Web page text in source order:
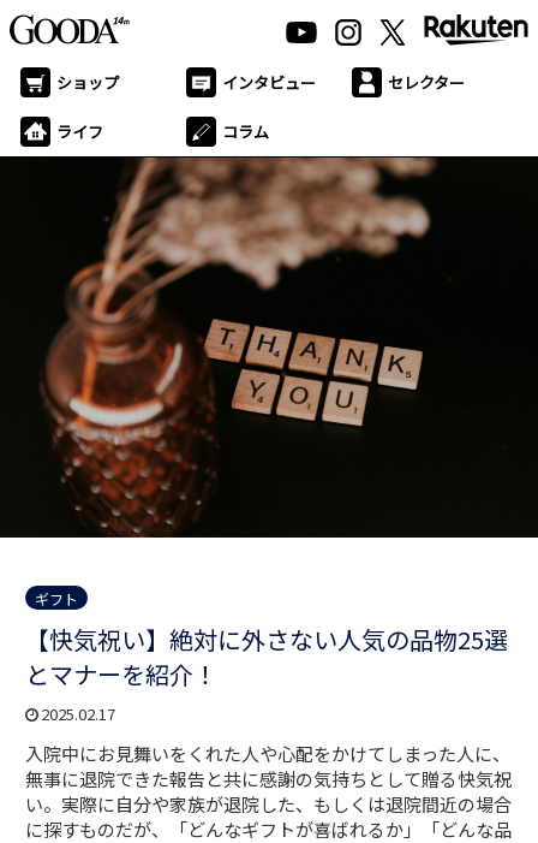
ショップ インタビュー セレクター
ライフ コラム
ギフト
【快気祝い】絶対に外さない人気の品物25選
とマナーを紹介！
2025.02.17
入院中にお見舞いをくれた人や心配をかけてしまった人に、
無事に退院できた報告と共に感謝の気持ちとして贈る快気祝
い。実際に自分や家族が退院した、もしくは退院間近の場合
に探すものだが、「どんなギフトが喜ばれるか」「どんな品